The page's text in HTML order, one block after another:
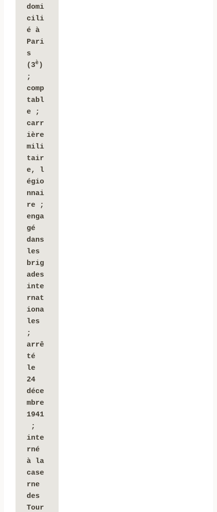
domi
cili
é à
Pari
s
(3è )
;
comp
tabl
e ;
carr
ière
mili
tair
e, l
égio
nnai
re ;
enga
gé
dans
les
brig
ades
inte
rnat
iona
les
;
arrê
té
le
24
déce
mbre
1941
;
inte
rné
à la
case
rne
des
Tour